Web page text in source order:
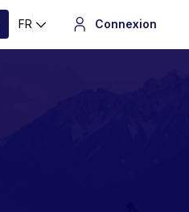
FR Connexion